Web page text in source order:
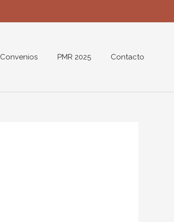
Convenios PMR 2025 Contacto